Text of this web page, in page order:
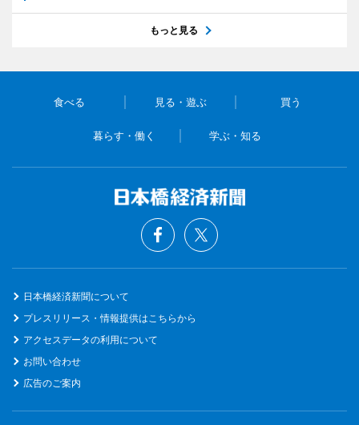
もっと見る
食べる 見る・遊ぶ 買う
暮らす・働く 学ぶ・知る
日本橋経済新聞について
プレスリリース・情報提供はこちらから
アクセスデータの利用について
お問い合わせ
広告のご案内